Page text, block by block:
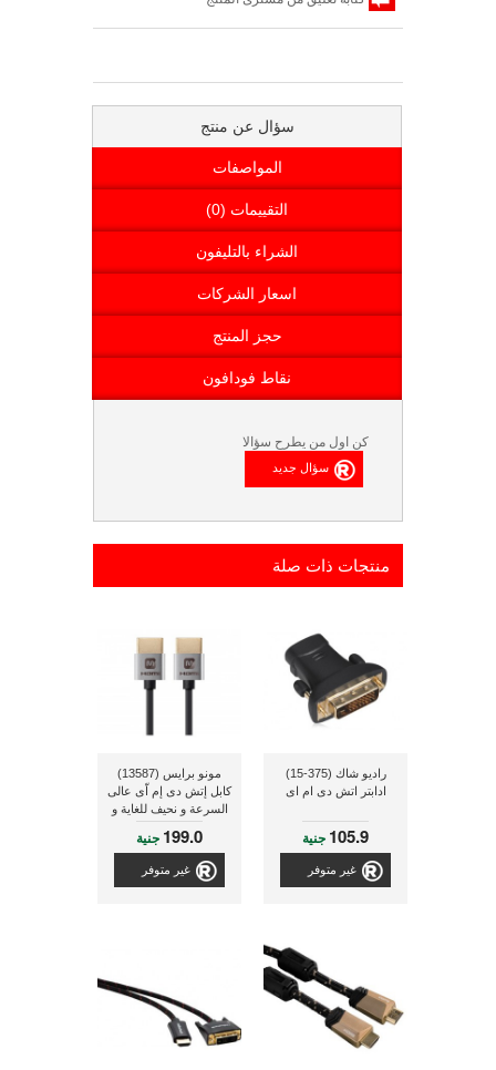
سؤال عن منتج
المواصفات
التقييمات (0)
الشراء بالتليفون
اسعار الشركات
حجز المنتج
نقاط فودافون
كن اول من يطرح سؤالا
منتجات ذات صلة
راديو شاك (375-15)
ادابتر اتش دى ام اى
105.9 جنية
غير متوفر
مونو برايس (13587)
كابل إتش دى إم اّى عالى
السرعة و نحيف للغاية و
ذو طول 1.8 متر و ذو لون
فضى
199.0 جنية
غير متوفر